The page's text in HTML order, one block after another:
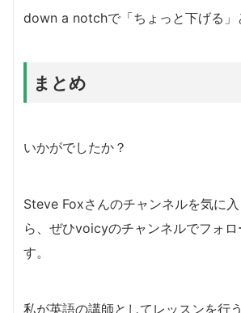
down a notchで「ちょっと下げる」
まとめ
いかがでしたか？
Steve Foxさんのチャンネルを気に
ら、ぜひvoicyのチャンネルでフォロ
す。
私が英語の講師としてレッスンを行